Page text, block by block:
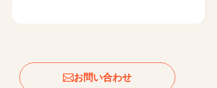
お問い合わせ